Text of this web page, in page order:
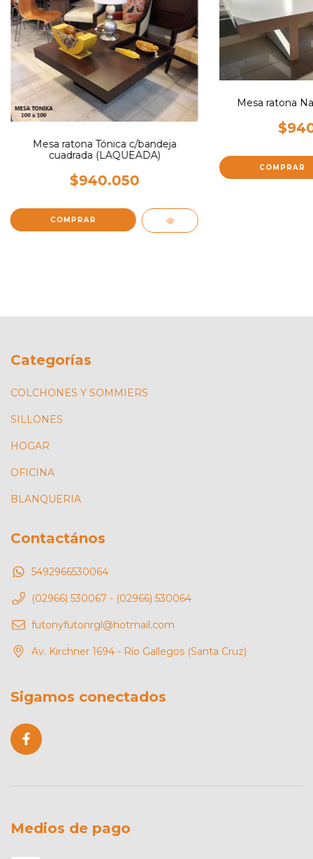
Mesa ratona Tónica c/bandeja
cuadrada (LAQUEADA)
$940.050
COMPRAR
Mesa ratona
COMPRAR
Categorías
COLCHONES Y SOMMIERS
SILLONES
HOGAR
OFICINA
BLANQUERIA
Contactános
5492966530064
(02966) 530067 - (02966) 530064
futonyfutonrgl@hotmail.com
Av. Kirchner 1694 - Río Gallegos (Santa Cruz)
Sigamos conectados
Medios de pago